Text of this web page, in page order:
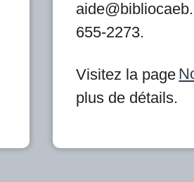
655-2273.
Visitez la page
plus de détails.